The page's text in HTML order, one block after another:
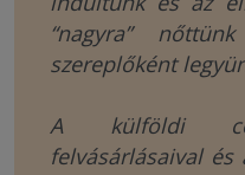
“nagyra”
szereplőként
A külföldi
felvásárlásaival és